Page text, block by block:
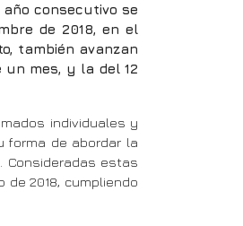
consecutivo se
de 2018, en el
también avanzan
mes, y la del 12
individuales y
forma de abordar la
Consideradas estas
2018, cumpliendo